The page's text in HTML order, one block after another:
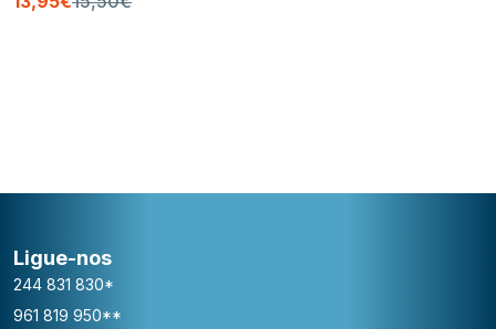
Ligue-nos
244 831 830*
961 819 950**